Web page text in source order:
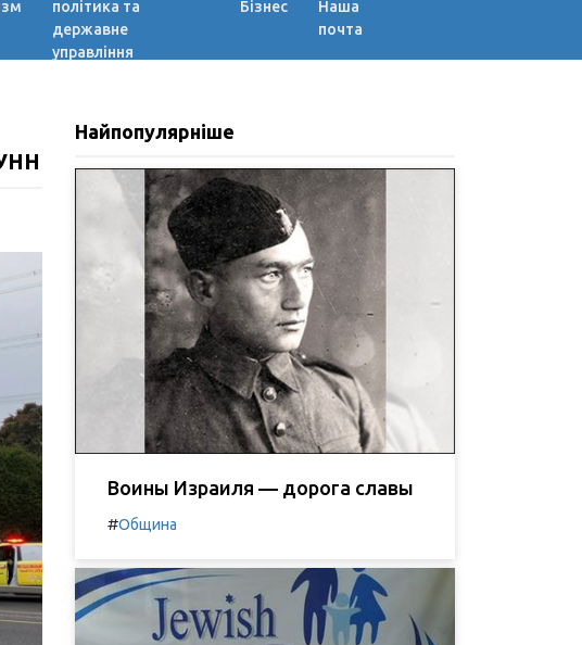
політика та
державне
управління
Бізнес
Наша
почта
Найпопулярніше
Воины Израиля — дорога славы
#Община